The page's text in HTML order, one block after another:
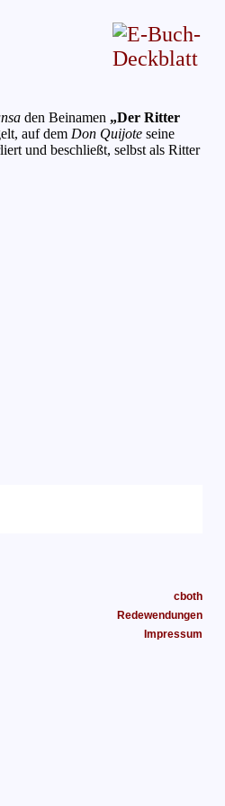
den Beinamen „Der Ritter
auf dem Don Quijote seine
und beschließt, selbst als Ritter
cboth
Redewendungen
Impressum